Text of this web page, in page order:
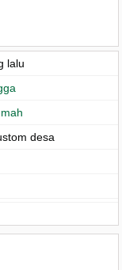
lalu
desa